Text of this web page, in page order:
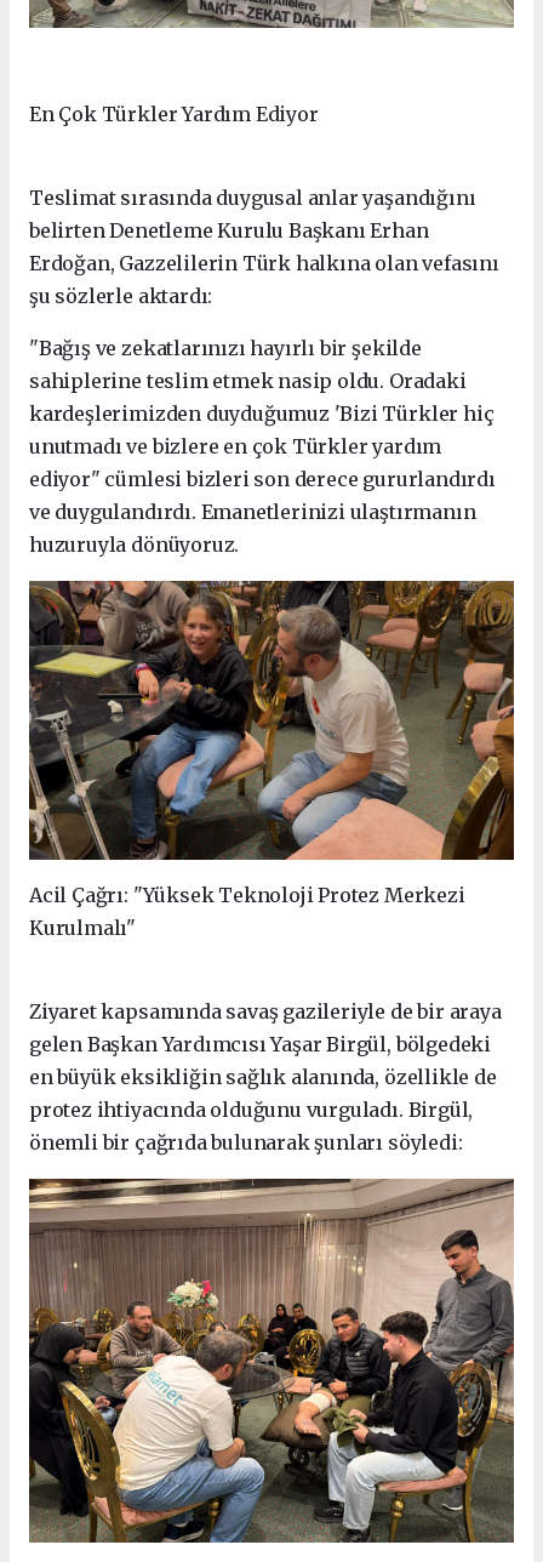
En Çok Türkler Yardım Ediyor
Teslimat sırasında duygusal anlar yaşandığını
belirten Denetleme Kurulu Başkanı Erhan
Erdoğan, Gazzelilerin Türk halkına olan vefasını
şu sözlerle aktardı:
"Bağış ve zekatlarınızı hayırlı bir şekilde
sahiplerine teslim etmek nasip oldu. Oradaki
kardeşlerimizden duyduğumuz 'Bizi Türkler hiç
unutmadı ve bizlere en çok Türkler yardım
ediyor" cümlesi bizleri son derece gururlandırdı
ve duygulandırdı. Emanetlerinizi ulaştırmanın
huzuruyla dönüyoruz.
Acil Çağrı: "Yüksek Teknoloji Protez Merkezi
Kurulmalı"
Ziyaret kapsamında savaş gazileriyle de bir araya
gelen Başkan Yardımcısı Yaşar Birgül, bölgedeki
en büyük eksikliğin sağlık alanında, özellikle de
protez ihtiyacında olduğunu vurguladı. Birgül,
önemli bir çağrıda bulunarak şunları söyledi: